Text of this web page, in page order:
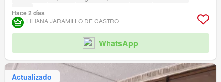
Jardín
Hace 2 días
LILIANA JARAMILLO DE CASTRO
WhatsApp
Actualizado